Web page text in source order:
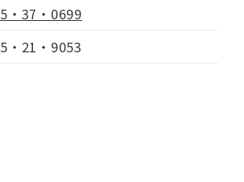
・37・0699
・21・9053